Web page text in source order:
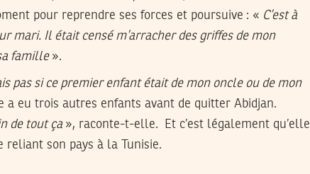
pour reprendre ses forces et poursuive : « C’est à
mari. Il était censé m’arracher des griffes de mon
famille».
pas si ce premier enfant était de mon oncle ou de mon
eu trois autres enfants avant de quitter Abidjan.
de tout ça », raconte-t-elle. Et c’est légalement qu’elle
reliant son pays à la Tunisie.